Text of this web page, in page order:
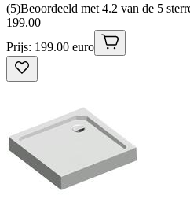
(5)Beoordeeld met 4.2 van de 5
199.00
Prijs: 199.00 euro